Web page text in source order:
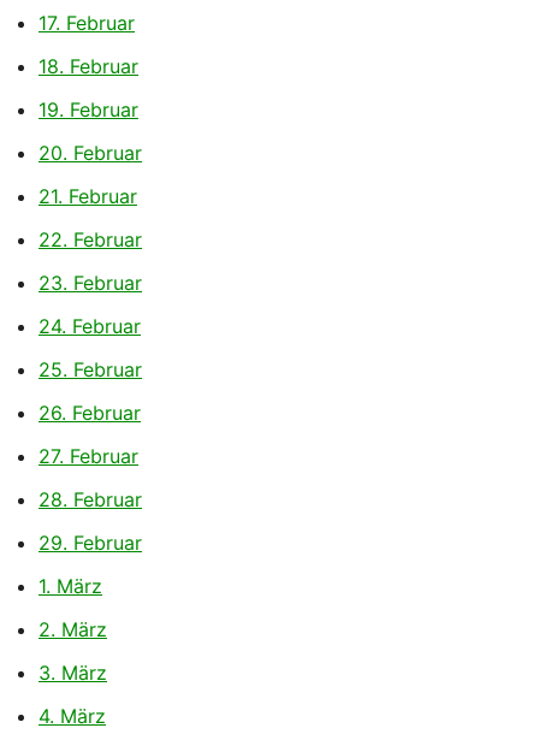
17. Februar
18. Februar
19. Februar
20. Februar
21. Februar
22. Februar
23. Februar
24. Februar
25. Februar
26. Februar
27. Februar
28. Februar
29. Februar
1. März
2. März
3. März
4. März